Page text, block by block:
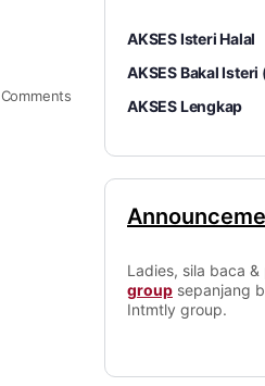
Comments
AKSES Isteri Halal
AKSES Bakal Isteri
AKSES Lengkap
Ladies, sila baca &
group sepanjang
Intmtly group.